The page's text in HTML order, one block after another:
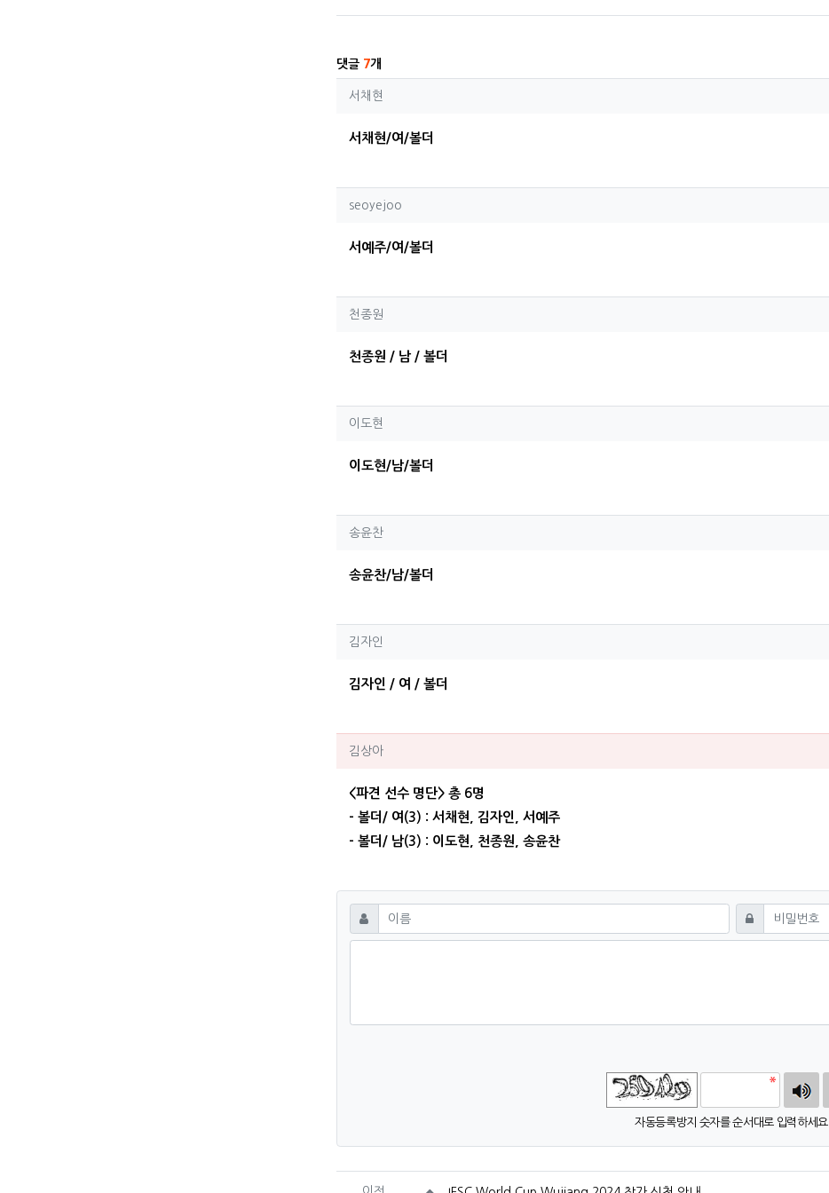
댓글 7개
서채현님의 댓글
서채현
서채현/여/볼더
seoyejoo님의 댓글
seoyejoo
서예주/여/볼더
천종원님의 댓글
천종원
천종원 / 남 / 볼더
이도현님의 댓글
이도현
이도현/남/볼더
송윤찬님의 댓글
송윤찬
송윤찬/남/볼더
김자인님의 댓글
김자인
김자인 / 여 / 볼더
김상아님의 댓글
김상아
<파견 선수 명단> 총 6명
- 볼더/ 여(3) : 서채현, 김자인, 서예주
- 볼더/ 남(3) : 이도현, 천종원, 송윤찬
댓글쓰기
이름 필수 비밀번호필수
자동등록방지 숫자를 순서대로 입력하세요.